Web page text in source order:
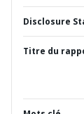
Disclosure
Titre du